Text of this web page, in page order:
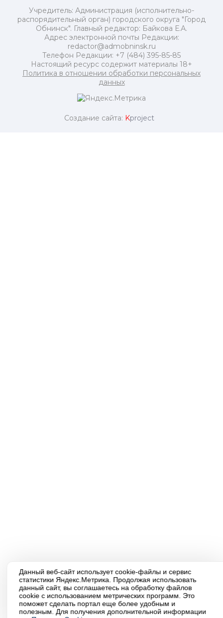
Учредитель: Администрация (исполнительно-
распорядительный орган) городского округа "Город
Обнинск". Главный редактор: Байкова Е.А.
Адрес электронной почты Редакции:
redactor@admobninsk.ru
Телефон Редакции: +7 (484) 395-85-85
Настоящий ресурс содержит материалы 18+
Политика в отношении обработки персональных
данных
Создание сайта: Kproject
Данный веб-сайт использует cookie-файлы и сервис
статистики Яндекс.Метрика. Продолжая использовать
данный сайт, вы соглашаетесь на обработку файлов
cookie с использованием метрических программ. Это
поможет сделать портал еще более удобным и
полезным. Для получения дополнительной информации